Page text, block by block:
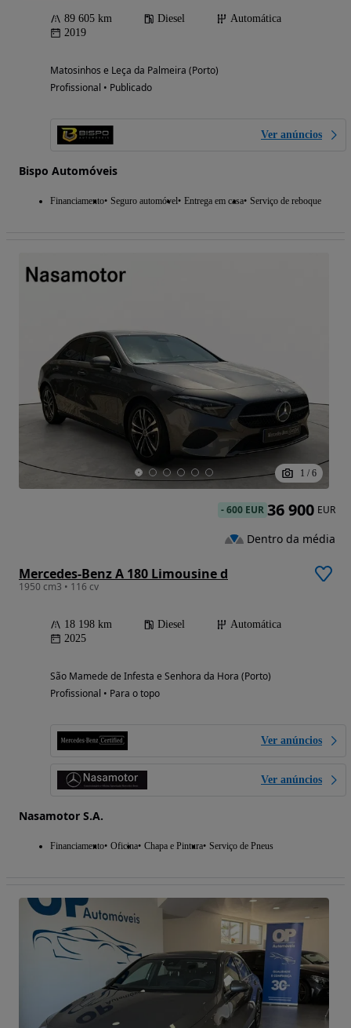
89 605 km Diesel
Automática
2019
Matosinhos e Leça da Palmeira (Porto)
Profissional • Publicado
Ver anúncios
Bispo Automóveis
Financiamento Seguro automóvel Entrega em casa Serviço de reboque
1 / 6
Mercedes-Benz A 180 Limousine d
1950 cm3 • 116 cv
18 198 km Diesel
Automática
2025
São Mamede de Infesta e Senhora da Hora (Porto)
Profissional • Para o topo
Ver anúncios
Ver anúncios
Nasamotor S.A.
Financiamento Oficina Chapa e Pintura Serviço de Pneus
-600 EUR 36 900 EUR
Dentro da média